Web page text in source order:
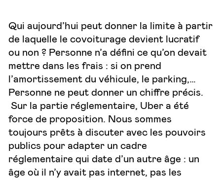
Qui aujourd’hui peut donner la limite à partir
de laquelle le covoiturage devient lucratif
ou non ? Personne n’a défini ce qu’on devait
mettre dans les frais : si on prend
l’amortissement du véhicule, le parking,…
Personne ne peut donner un chiffre précis.
Sur la partie réglementaire, Uber a été
force de proposition. Nous sommes
toujours prêts à discuter avec les pouvoirs
publics pour adapter un cadre
réglementaire qui date d’un autre âge : un
âge où il n’y avait pas internet, pas les